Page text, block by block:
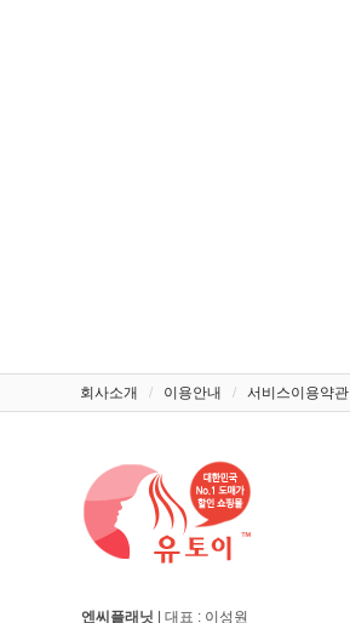
회사소개 / 이용안내 / 서비스이용약관
엔씨플래닛 | 대표 : 이성원